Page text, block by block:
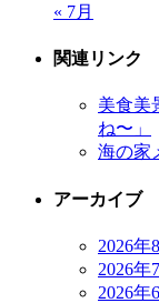
« 7月
関連リンク
美食美
ね〜」
海の家
アーカイブ
2026年
2026年
2026年